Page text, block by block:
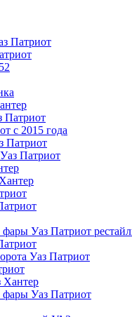
Патриот
Патриот
с 2015 года
Патриот
Патриот
Уаз Патриот
Уаз Патриот
Хантер
Уаз Патриот